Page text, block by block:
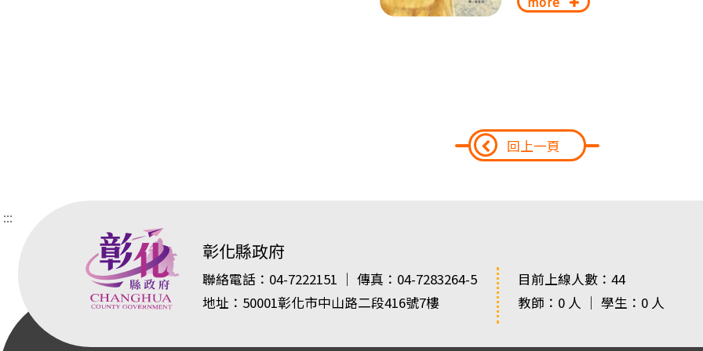
回上一頁
:::
彰化縣政府
聯絡電話：04-7222151 ｜ 傳真：04-7283264-5
地址：50001彰化市中山路二段416號7樓
目前上線人數：44
教師：0 人 ｜ 學生：0 人